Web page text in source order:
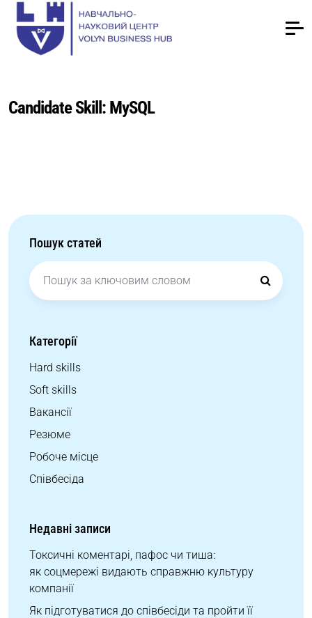
Candidate Skill: MySQL
Пошук статей
Search
for:
Категорії
Hard skills
Soft skills
Вакансії
Резюме
Робоче місце
Співбесіда
Недавні записи
Токсичні коментарі, пафос чи тиша:
як соцмережі видають справжню культуру
компанії
Як підготуватися до співбесіди та пройти її